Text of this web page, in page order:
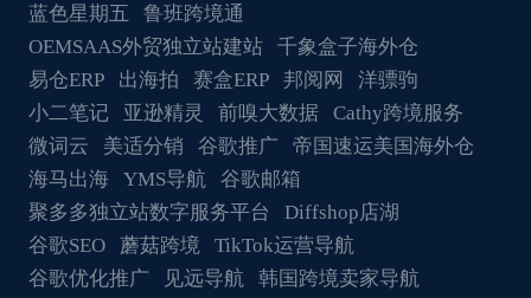
蓝色星期五
鲁班跨境通
OEMSAAS外贸独立站建站
千象盒子海外仓
易仓ERP
出海拍 赛盒ERP 邦阅网
洋骠驹
小二笔记
亚逊精灵 前嗅大数据
Cathy跨境服务
微词云
美适分销 谷歌推广
帝国速运美国海外仓
海马出海
YMS导航
谷歌邮箱
聚多多独立站数字服务平台
Diffshop店湖
谷歌SEO
蘑菇跨境
TikTok运营导航
谷歌优化推广
见远导航
韩国跨境卖家导航